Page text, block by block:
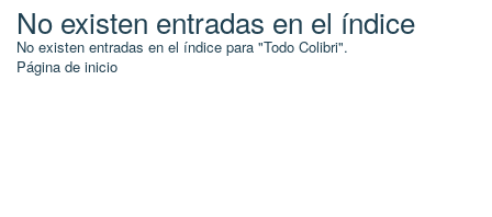
No existen entradas en el índice
No existen entradas en el índice para "Todo Colibri".
Página de inicio